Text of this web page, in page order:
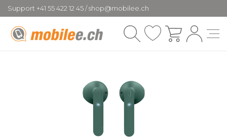
Support +41 55 422 12 45 / shop@mobilee.ch